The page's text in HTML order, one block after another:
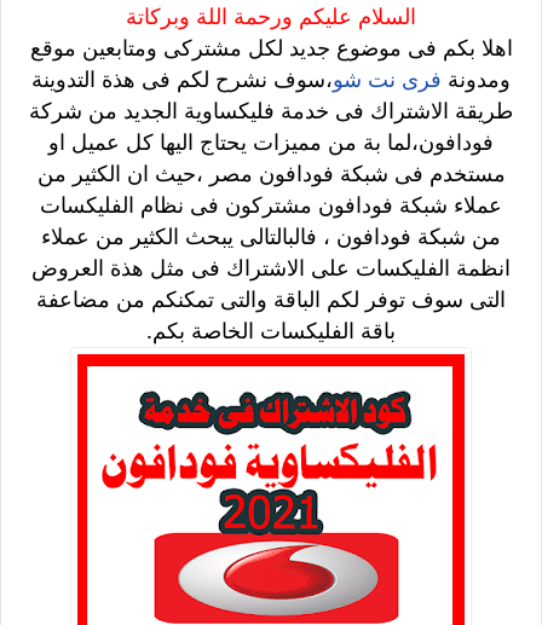
السلام عليكم ورحمة اللة وبركاتة
اهلا بكم فى موضوع جديد لكل مشتركى ومتابعين موقع
ومدونة فرى نت شو،سوف نشرح لكم فى هذة التدوينة
طريقة الاشتراك فى خدمة فليكساوية الجديد من شركة
فودافون،لما بة من مميزات يحتاج اليها كل عميل او
مستخدم فى شبكة فودافون مصر ،حيث ان الكثير من
عملاء شبكة فودافون مشتركون فى نظام الفليكسات
من شبكة فودافون ، فالبالتالى يبحث الكثير من عملاء
انظمة الفليكسات على الاشتراك فى مثل هذة العروض
التى سوف توفر لكم الباقة والتى تمكنكم من مضاعفة
باقة الفليكسات الخاصة بكم.